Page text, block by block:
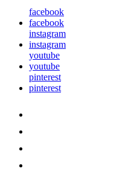
facebook
facebook
instagram
instagram
youtube
youtube
pinterest
pinterest